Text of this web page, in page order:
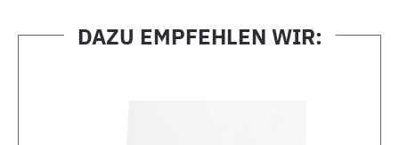
DAZU EMPFEHLEN WIR: